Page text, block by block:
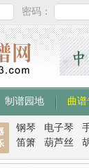
密码：
制谱园地 曲
钢琴 电子琴
笛箫
葫芦丝